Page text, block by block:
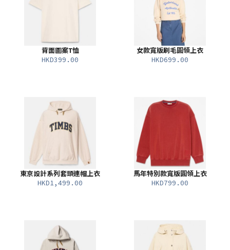
背面圖案T恤
HKD399.00
女款寬版刷毛圓領上衣
HKD699.00
東京設計系列套頭連帽上衣
HKD1,499.00
馬年特別款寬版圓領上衣
HKD799.00